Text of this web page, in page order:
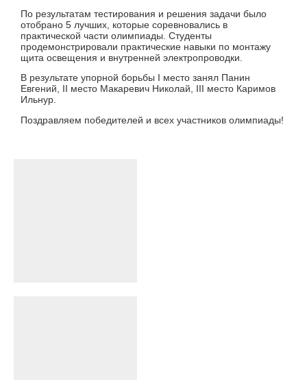
По результатам тестирования и решения задачи было
отобрано 5 лучших, которые соревновались в
практической части олимпиады. Студенты
продемонстрировали практические навыки по монтажу
щита освещения и внутренней электропроводки.
В результате упорной борьбы I место занял Панин
Евгений, II место Макаревич Николай, III место Каримов
Ильнур.
Поздравляем победителей и всех участников олимпиады!